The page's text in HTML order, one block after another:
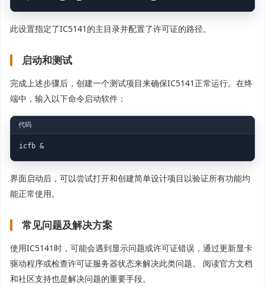
此设置指定了IC5141的主目录并配置了许可证的路径。
启动和测试
完成上述步骤后，创建一个测试项目来确保IC5141正常运行。在终
端中，输入以下命令启动软件：
界面启动后，可以尝试打开和创建简单设计项目以验证所有功能均
能正常使用。
常见问题及解决方案
使用IC5141时，可能会遇到显示问题或许可证错误，通过更新显卡
驱动程序或检查许可证服务器状态来解决此类问题。 阅读官方文档
和社区支持也是解决问题的重要手段。